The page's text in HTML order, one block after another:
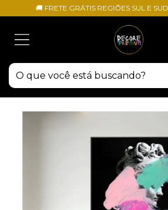
🚚 FRETE GRÁTIS REGIÕES SUL E